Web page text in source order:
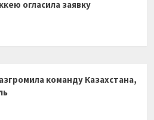
огласила заявку
команду Казахстана,